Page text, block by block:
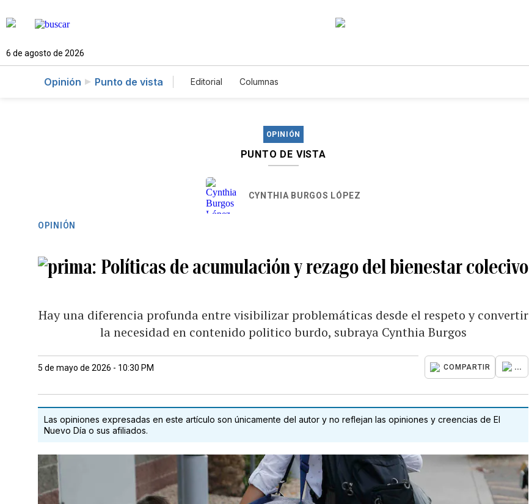
6 de agosto de 2026
Opinión Punto de vista Editorial Columnas
OPINIÓN
PUNTO DE VISTA
CYNTHIA BURGOS LÓPEZ
OPINIÓN
Políticas de acumulación y rezago del bienestar colecivo
Hay una diferencia profunda entre visibilizar problemáticas desde el respeto y convertir
la necesidad en contenido politico burdo, subraya Cynthia Burgos
5 de mayo de 2026 - 10:30 PM COMPARTIR ...
Las opiniones expresadas en este artículo son únicamente del autor y no reflejan las opiniones y creencias de El
Nuevo Día o sus afiliados.